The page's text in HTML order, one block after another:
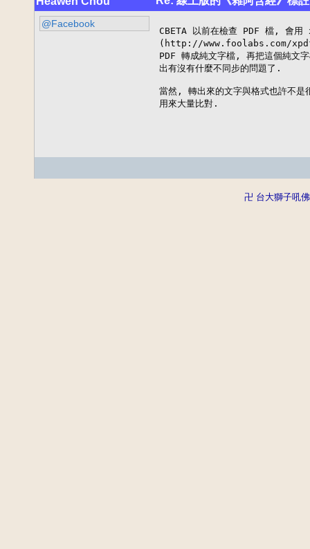
@Facebook
CBETA 以前在檢查 PDF 檔, 會
(http://www.foolabs.com/
PDF 轉成純文字檔, 再把這個純文
出有沒有什麼不同步的問題了.
當然, 轉出來的文字與格式也許不
用來大量比對.
卍 台大獅子吼